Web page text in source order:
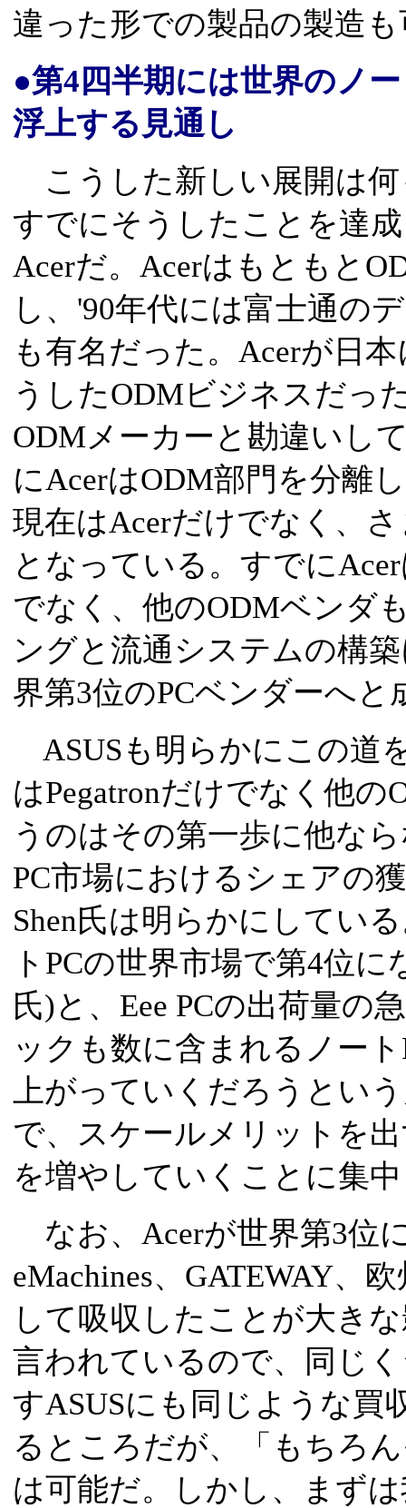
違った形での製品の製造
●第4四半期には世界のノ
浮上する見通し
こうした新しい展開は何
すでにそうしたことを達
Acerだ。Acerはもともと
し、'90年代には富士通の
も有名だった。Acerが日
うしたODMビジネスだっ
ODMメーカーと勘違いし
にAcerはODM部門を分離
現在はAcerだけでなく、
となっている。すでに
でなく、他のODMベンダ
ングと流通システムの構
界第3位のPCベンダーへと
ASUSも明らかにこの道
はPegatronだけでなく他
うのはその第一歩に他な
PC市場におけるシェアの
Shen氏は明らかにしてい
トPCの世界市場で第4位
氏)と、Eee PCの出荷量の
ックも数に含まれるノー
上がっていくだろうとい
で、スケールメリットを
を増やしていくことに集
なお、Acerが世界第3位
eMachines、GATEWAY、
して吸収したことが大き
言われているので、同じ
すASUSにも同じような買
るところだが、「もちろ
は可能だ。しかし、まず